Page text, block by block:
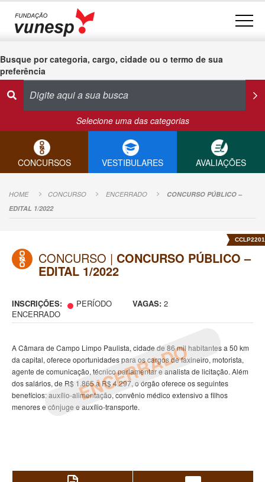
Busque por categoria, cargo, cidade ou o termo de sua
preferência
Selecione uma das categorias
CONCURSOS VESTIBULARES AVALIAÇÕES
HOME CONCURSO ENCERRADO
CONCURSO PÚBLICO –
EDITAL 1/2022
CCLP2201
CONCURSO | CONCURSO PÚBLICO –
EDITAL 1/2022
INSCRIÇÕES:
PERÍODO
ENCERRADO
VAGAS: 2
ENCERRADO
A Câmara de Campo Limpo Paulista, cidade de 86 mil habitantes a 50 km
da capital, oferece oportunidades para os cargos de faxineiro, motorista,
agente de comunicação, técnico parlamentar e analista de licitação. Além
dos salários, de R$ 1.865 a R$ 4.297, o órgão oferece os seguintes
benefícios: auxílio-alimentação, convênio médico extensivo a filhos
menores e cônjuge e auxílio-transporte.